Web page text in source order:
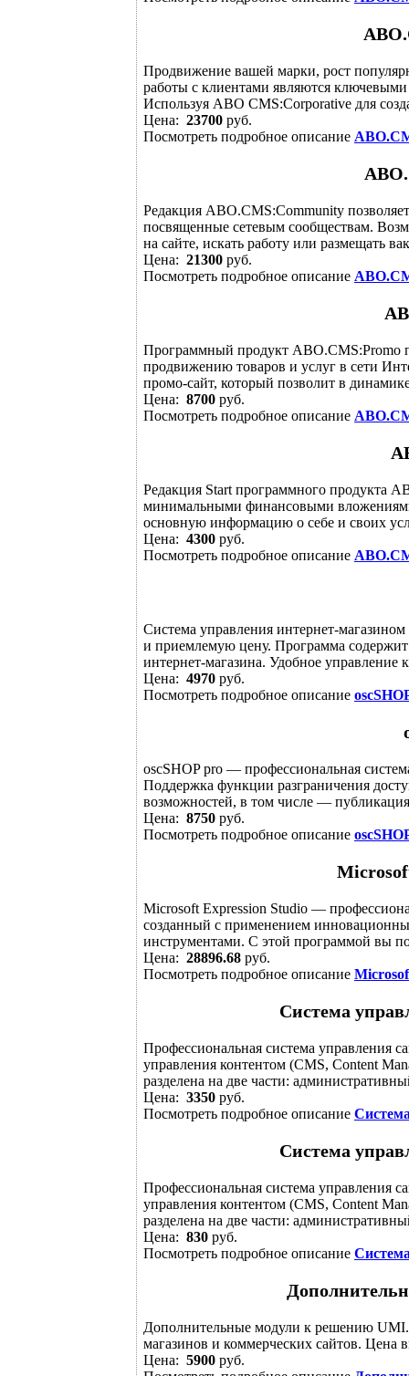
Продвижение вашей марки, рост
работы с клиентами являются
Используя ABO CMS:Corporative для
Цена: 23700 руб.
Посмотреть подробное описание
Редакция ABO.CMS:Community
посвященные сетевым сообществам.
на сайте, искать работу или размещать
Цена: 21300 руб.
Посмотреть подробное описание
Программный продукт ABO.CMS:Promo
продвижению товаров и услуг в сети
промо-сайт, который позволит в
Цена: 8700 руб.
Посмотреть подробное описание
Редакция Start программного продукта
минимальными финансовыми
основную информацию о себе и своих
Цена: 4300 руб.
Посмотреть подробное описание
Система управления интернет-
и приемлемую цену. Программа
интернет-магазина. Удобное управление
Цена: 4970 руб.
Посмотреть подробное описание
oscSHOP pro — профессиональная
Поддержка функции разграничения
возможностей, в том числе —
Цена: 8750 руб.
Посмотреть подробное описание
Microsoft Expression Studio —
созданный с применением
инструментами. С этой программой вы
Цена: 28896.68 руб.
Посмотреть подробное описание
Система
Профессиональная система управления
управления контентом (CMS, Content
разделена на две части:
Цена: 3350 руб.
Посмотреть подробное описание
Система
Профессиональная система управления
управления контентом (CMS, Content
разделена на две части:
Цена: 830 руб.
Посмотреть подробное описание
Дополнительные модули к решению
магазинов и коммерческих сайтов. Цена
Цена: 5900 руб.